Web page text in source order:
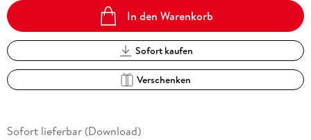
In den Warenkorb
Sofort kaufen
Verschenken
Sofort lieferbar (Download)